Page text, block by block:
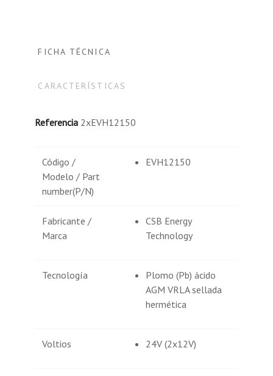
FICHA TÉCNICA
CARACTERÍSTICAS
Referencia 2xEVH12150
Código /
Modelo / Part
number(P/N)
EVH12150
Fabricante /
Marca
CSB Energy
Technology
Tecnología
Plomo (Pb) ácido
AGM VRLA sellada
hermética
Voltios 24V (2x12V)